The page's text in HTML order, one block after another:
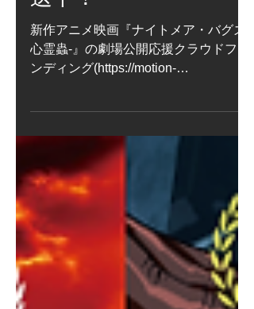
送中！
新作アニメ映画『ナイトメア・バグズ-
心霊蟲-』の劇場公開応援クラウドファ
gallery.net/projects/nightmarebugs)のプ
た。 目標金額まであと少しです。皆様
のご支援・ご協力に心から感謝を申し
上げます。 さて、今回は坂本サク監督
が《新作アニメ》を手がけたNHK「み
んなのうた」が6～7月、初放送中であ
ることをご報告します。 フルムービー
は毎日、NHKで放送されています(放送
スケジュールは↑表紙画像に明記) ま
た、映像のハイライトシーンは